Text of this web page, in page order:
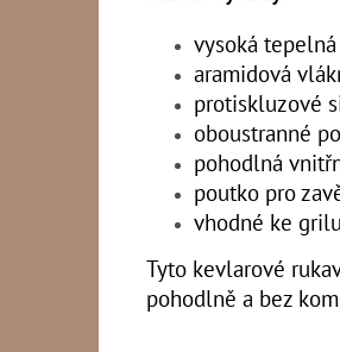
vysoká
aramidová
protiskluzové
oboustranné
pohodlná
poutko pro
vhodné ke
Tyto kevlarové
pohodlně a bez